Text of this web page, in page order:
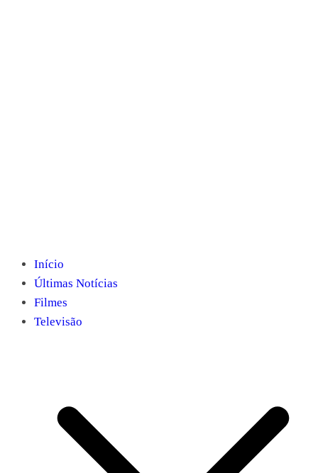
Início
Últimas Notícias
Filmes
Televisão